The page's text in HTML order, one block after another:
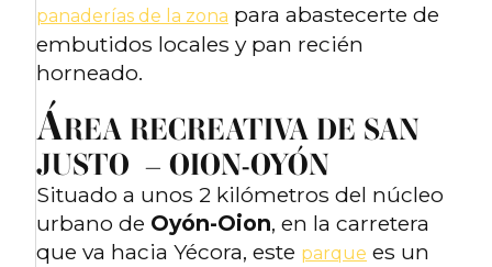
panaderías de la zona para abastecerte de
embutidos locales y pan recién
horneado.
ÁREA RECREATIVA DE SAN
JUSTO – OION-OYÓN
Situado a unos 2 kilómetros del núcleo
urbano de Oyón-Oion, en la carretera
que va hacia Yécora, este parque es un